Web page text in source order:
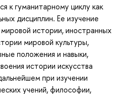
к гуманитарному циклу как
дисциплин. Ее изучение
истории, иностранных
мировой культуры,
положения и навыки,
истории искусства
при изучении
учений, философии,